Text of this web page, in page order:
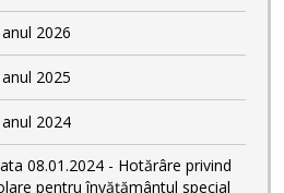
2026
2025
2024
08.01.2024 - Hotărâre privind
pentru învățământul special